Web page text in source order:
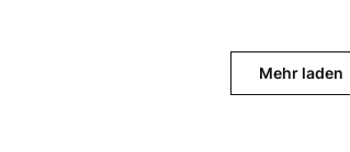
Mehr laden